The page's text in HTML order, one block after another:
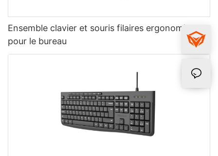
Ensemble clavier et souris filaires ergonomiques
pour le bureau